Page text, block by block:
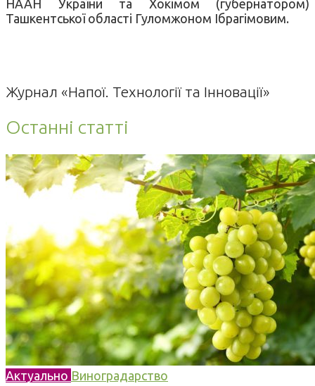
НААН України та Хокімом (губернатором)
Ташкентської області Гуломжоном Ібрагімовим.
Журнал «Напої. Технології та Інновації»
Останні статті
Актуально Виноградарство